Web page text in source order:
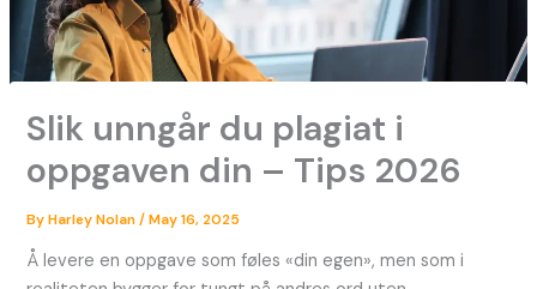
Slik unngår du plagiat i
oppgaven din – Tips 2026
ByHarley Nolan/May 16, 2025
Å levere en oppgave som føles «din egen», men som i